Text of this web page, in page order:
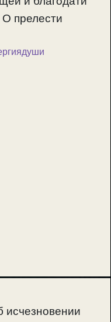
прелести
исчезновении